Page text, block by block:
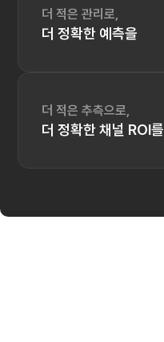
더 적은 관리로,
더 정확한 예측을
더 적은 추측으로,
더 정확한 채널 ROI를